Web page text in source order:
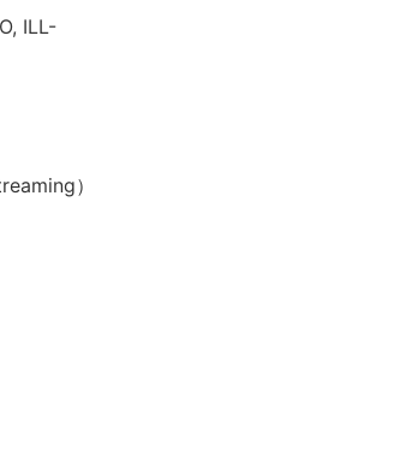
ILL-
）